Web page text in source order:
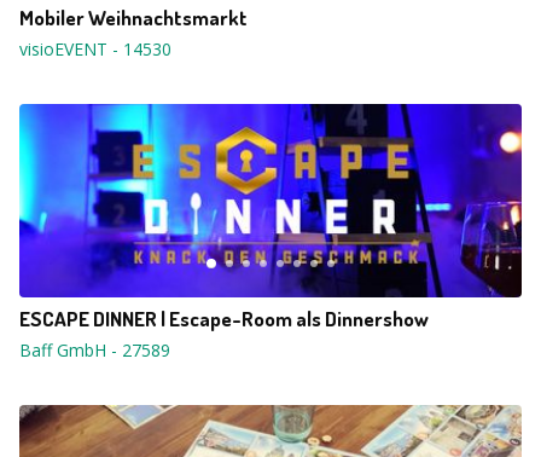
Mobiler Weihnachtsmarkt
visioEVENT - 14530
ESCAPE DINNER | Escape-Room als Dinnershow
Baff GmbH - 27589